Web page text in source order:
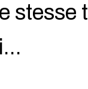
stesse